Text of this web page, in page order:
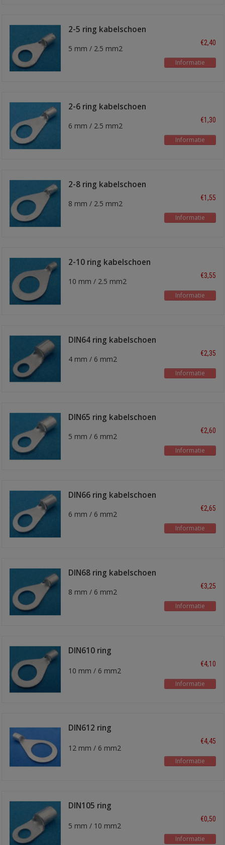
2-5 ring kabelschoen
5 mm / 2.5 mm2
€2,40
Informatie
2-6 ring kabelschoen
6 mm / 2.5 mm2
€1,30
Informatie
2-8 ring kabelschoen
8 mm / 2.5 mm2
€1,55
Informatie
2-10 ring kabelschoen
10 mm / 2.5 mm2
€3,55
Informatie
DIN64 ring kabelschoen
4 mm / 6 mm2
€2,35
Informatie
DIN65 ring kabelschoen
5 mm / 6 mm2
€2,60
Informatie
DIN66 ring kabelschoen
6 mm / 6 mm2
€2,65
Informatie
DIN68 ring kabelschoen
8 mm / 6 mm2
€3,25
Informatie
DIN610 ring
kabelschoen
10 mm / 6 mm2
€4,10
Informatie
DIN612 ring
12 mm / 6 mm2
€4,45
Informatie
DIN105 ring
5 mm / 10 mm2
€0,50
Informatie